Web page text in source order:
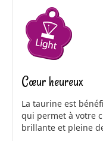
Cœur heureux
La taurine est
qui permet à votre
brillante et pleine